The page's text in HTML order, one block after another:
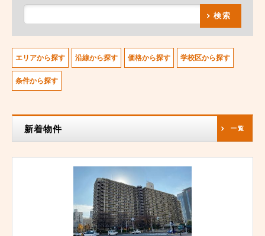
検索
エリアから探す 沿線から探す 価格から探す 学校区から探す
条件から探す
新着物件 一覧